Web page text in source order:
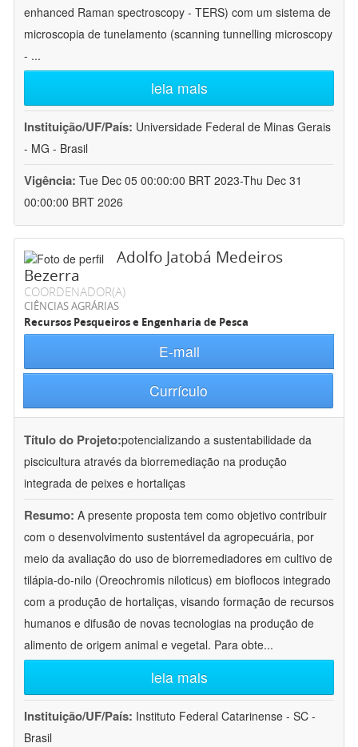
enhanced Raman spectroscopy - TERS) com um sistema de
microscopia de tunelamento (scanning tunnelling microscopy
- ...
leia mais
Instituição/UF/País: Universidade Federal de Minas Gerais
- MG - Brasil
Vigência: Tue Dec 05 00:00:00 BRT 2023-Thu Dec 31
00:00:00 BRT 2026
Adolfo Jatobá Medeiros
Bezerra
COORDENADOR(A)
CIÊNCIAS AGRÁRIAS
Recursos Pesqueiros e Engenharia de Pesca
E-mail
Currículo
Título do Projeto:potencializando a sustentabilidade da
piscicultura através da biorremediação na produção
integrada de peixes e hortaliças
Resumo: A presente proposta tem como objetivo contribuir
com o desenvolvimento sustentável da agropecuária, por
meio da avaliação do uso de biorremediadores em cultivo de
tilápia-do-nilo (Oreochromis niloticus) em bioflocos integrado
com a produção de hortaliças, visando formação de recursos
humanos e difusão de novas tecnologias na produção de
alimento de origem animal e vegetal. Para obte...
leia mais
Instituição/UF/País: Instituto Federal Catarinense - SC -
Brasil